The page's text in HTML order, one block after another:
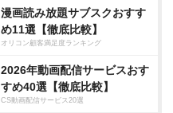
漫画読み放題サブスクおすす
め11選【徹底比較】
オリコン顧客満足度ランキング
2026年動画配信サービスおす
すめ40選【徹底比較】
CS動画配信サービス20選